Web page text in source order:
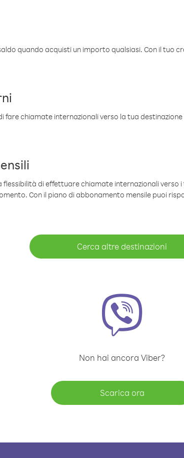
quando acquisti un importo qualsiasi. Con il tuo
fare chiamate internazionali verso la tua
di effettuare chiamate internazionali verso i
Con il piano di abbonamento mensile puoi
Cerca altre destinazioni
Non hai ancora Viber?
Scarica ora